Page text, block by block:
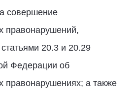
совершение
правонарушений,
20.3 и 20.29
Федерации об
правонарушениях; а также